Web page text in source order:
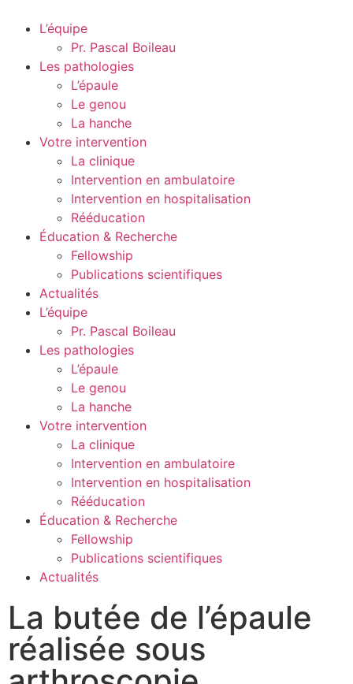
L’équipe
Pr. Pascal Boileau
Les pathologies
L’épaule
Le genou
La hanche
Votre intervention
La clinique
Intervention en ambulatoire
Intervention en hospitalisation
Rééducation
Éducation & Recherche
Fellowship
Publications scientifiques
Actualités
L’équipe
Pr. Pascal Boileau
Les pathologies
L’épaule
Le genou
La hanche
Votre intervention
La clinique
Intervention en ambulatoire
Intervention en hospitalisation
Rééducation
Éducation & Recherche
Fellowship
Publications scientifiques
Actualités
La butée de l’épaule
réalisée sous